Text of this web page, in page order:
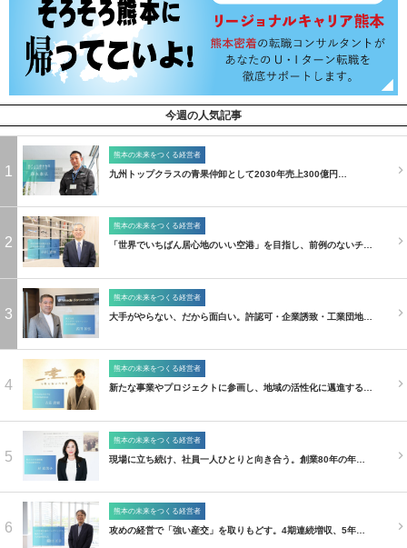
今週の人気記事
1
熊本の未来をつくる経営者
九州トップクラスの青果仲卸として2030年売上300億円…
2
熊本の未来をつくる経営者
「世界でいちばん居心地のいい空港」を目指し、前例のないチ…
3
熊本の未来をつくる経営者
大手がやらない、だから面白い。許認可・企業誘致・工業団地…
4
熊本の未来をつくる経営者
新たな事業やプロジェクトに参画し、地域の活性化に邁進する…
5
熊本の未来をつくる経営者
現場に立ち続け、社員一人ひとりと向き合う。創業80年の年…
6
熊本の未来をつくる経営者
攻めの経営で「強い産交」を取りもどす。4期連続増収、5年…